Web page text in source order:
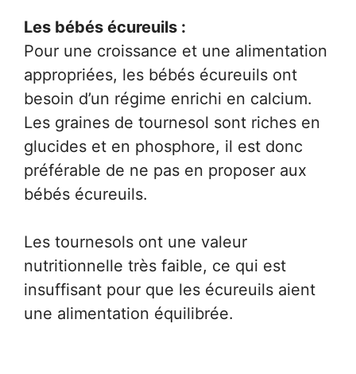
Les bébés écureuils :
Pour une croissance et une alimentation
appropriées, les bébés écureuils ont
besoin d’un régime enrichi en calcium.
Les graines de tournesol sont riches en
glucides et en phosphore, il est donc
préférable de ne pas en proposer aux
bébés écureuils.
Les tournesols ont une valeur
nutritionnelle très faible, ce qui est
insuffisant pour que les écureuils aient
une alimentation équilibrée.